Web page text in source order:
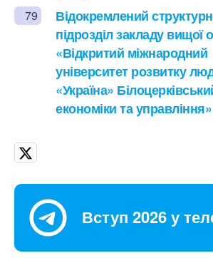
79
Відокремлений
підрозділ закладу вищої
«Відкритий міжнародний
університет розвитку
«Україна»
економіки та управління»
Вступ 2026 у